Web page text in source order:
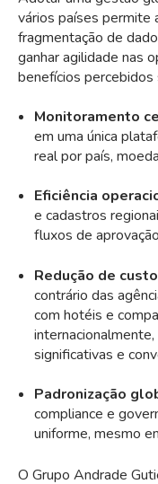
vários países permite
fragmentação de
ganhar agilidade nas
benefícios percebidos
Monitoramento
em uma única
real por país,
Eficiência
e cadastros
fluxos de
Redução de
contrário das
com hotéis e
significativas e
Padronização
compliance e
uniforme, mesmo
O Grupo Andrade